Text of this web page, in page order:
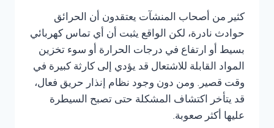
كثير من أصحاب المنشآت يعتقدون أن الحرائق
حوادث نادرة، لكن الواقع يثبت أن أي تماس كهربائي
بسيط أو ارتفاع في درجات الحرارة أو سوء تخزين
المواد القابلة للاشتعال قد يؤدي إلى كارثة كبيرة في
وقت قصير. ومن دون وجود نظام إنذار حريق فعال،
قد يتأخر اكتشاف المشكلة حتى تصبح السيطرة
عليها أكثر صعوبة.